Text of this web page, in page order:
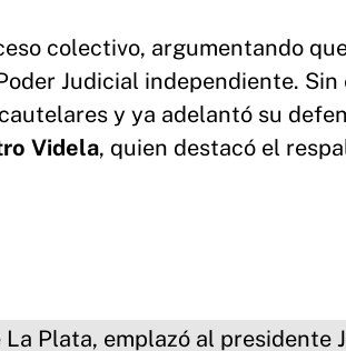
colectivo, argumentando
Judicial independiente. Sin
y ya adelantó su
Videla, quien destacó el